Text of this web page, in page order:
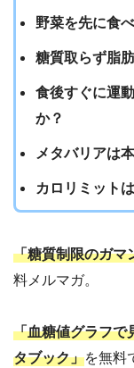
野菜を先に食
糖質取らず脂
食後すぐに運
か？
メタバリアは
カロリミット
「糖質制限のガマ
料メルマガ。
「血糖値グラフ
タブック」を無料